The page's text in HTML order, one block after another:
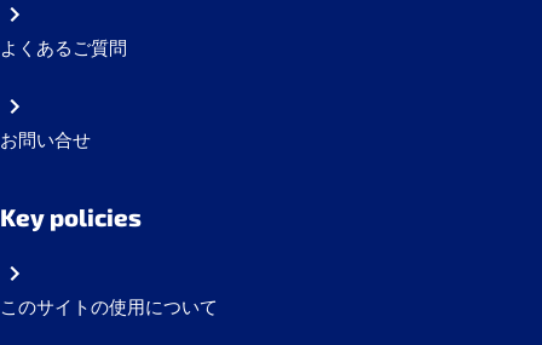
よくあるご質問
お問い合せ
Key policies
このサイトの使用について